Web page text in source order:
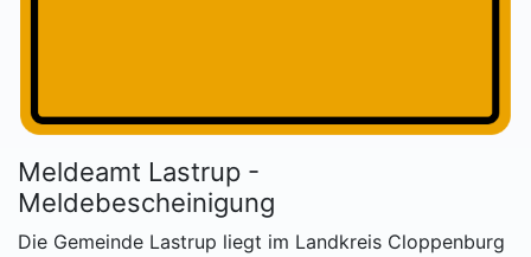
Meldeamt Lastrup -
Meldebescheinigung
Die Gemeinde Lastrup liegt im Landkreis Cloppenburg